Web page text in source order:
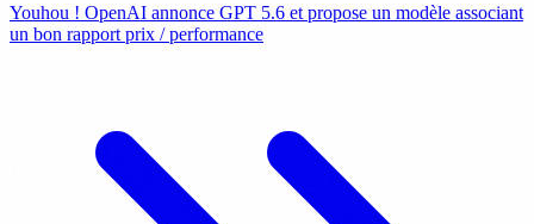
Youhou ! OpenAI annonce GPT 5.6 et propose un modèle associant
un bon rapport prix / performance